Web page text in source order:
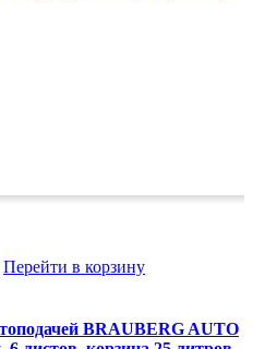
Перейти в корзину
BRAUBERG AUTO